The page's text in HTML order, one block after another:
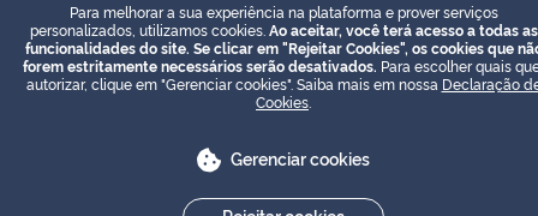
Para melhorar a sua experiência na plataforma e prover serviços
personalizados, utilizamos cookies. Ao aceitar, você terá acesso a todas as
funcionalidades do site. Se clicar em "Rejeitar Cookies", os cookies que
forem estritamente necessários serão desativados. Para escolher quais
autorizar, clique em "Gerenciar cookies". Saiba mais em nossa Declaração
Cookies
Gerenciar cookies